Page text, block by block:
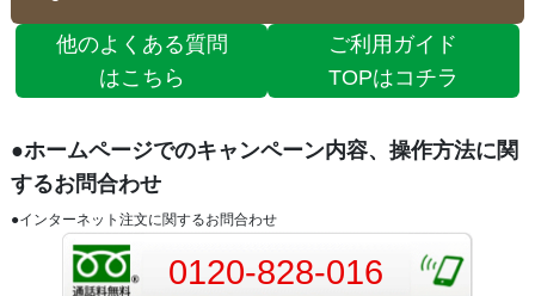
他のよくある質問
はこちら
ご利用ガイド
TOPはコチラ
●ホームページでのキャンペーン内容、操作方法に関
するお問合わせ
●インターネット注文に関するお問合わせ
0120-828-016